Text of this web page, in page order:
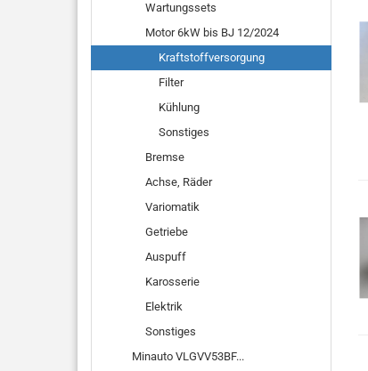
Wartungssets
Motor 6kW bis BJ 12/2024
Kraftstoffversorgung
Filter
Kühlung
Sonstiges
Bremse
Achse, Räder
Variomatik
Getriebe
Auspuff
Karosserie
Elektrik
Sonstiges
Minauto VLGVV53BF...